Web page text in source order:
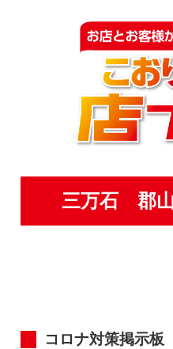
三万石 郡
コロナ対策掲示板